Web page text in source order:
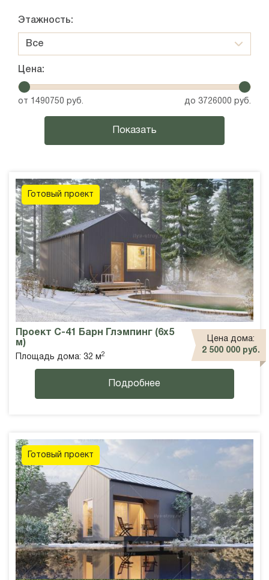
Этажность:
Все
Цена:
от 1490750 руб. до 3726000 руб.
Готовый проект
Проект С-41 Барн Глэмпинг (6х5
м)
Площадь дома: 32 м2
Цена дома:
2 500 000 руб.
Подробнее
Готовый проект